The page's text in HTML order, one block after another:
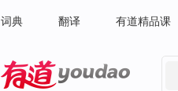
词典 翻译 有道精品课